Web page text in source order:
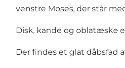
venstre Moses, der står
Disk, kande og oblatæske
Der findes et glat dåbsfad